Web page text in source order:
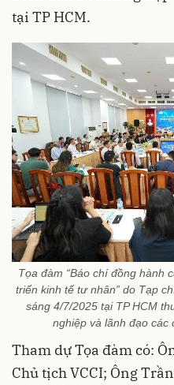
tại TP HCM.
Tọa đàm “Báo chí đồng hành
triển kinh tế tư nhân” do Tạp
sáng 4/7/2025 tại TP HCM
nghiệp và lãnh đạo các
Tham dự Tọa đàm có:
Chủ tịch VCCI; Ông